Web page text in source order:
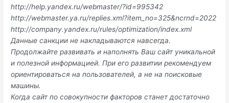
http://help.yandex.ru/webmaster/?id=995342
http://webmaster.ya.ru/replies.xml?item_no=325&ncrnd=2022
http://company.yandex.ru/rules/optimization/index.xml
Данные санкции не накладываются навсегда.
Продолжайте развивать и наполнять Ваш сайт уникальной
и полезной информацией. При его развитии рекомендуем
ориентироваться на пользователей, а не на поисковые
машины.
Когда сайт по совокупности факторов станет достаточно